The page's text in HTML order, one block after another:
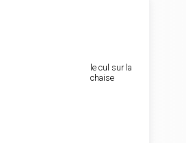
le cul sur la
chaise